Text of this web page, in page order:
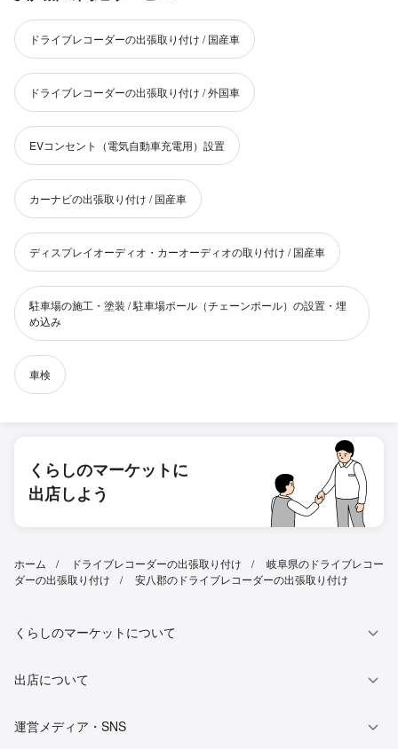
ドライブレコーダーの出張取り付け / 国産車
ドライブレコーダーの出張取り付け / 外国車
EVコンセント（電気自動車充電用）設置
カーナビの出張取り付け / 国産車
ディスプレイオーディオ・カーオーディオの取り付け / 国産車
駐車場の施工・塗装 / 駐車場ポール（チェーンポール）の設置・埋
め込み
車検
くらしのマーケットに
出店しよう
ホーム ドライブレコーダーの出張取り付け
岐阜県のドライブレコー
ダーの出張取り付け
安八郡のドライブレコーダーの出張取り付け
くらしのマーケットについて
出店について
運営メディア・SNS